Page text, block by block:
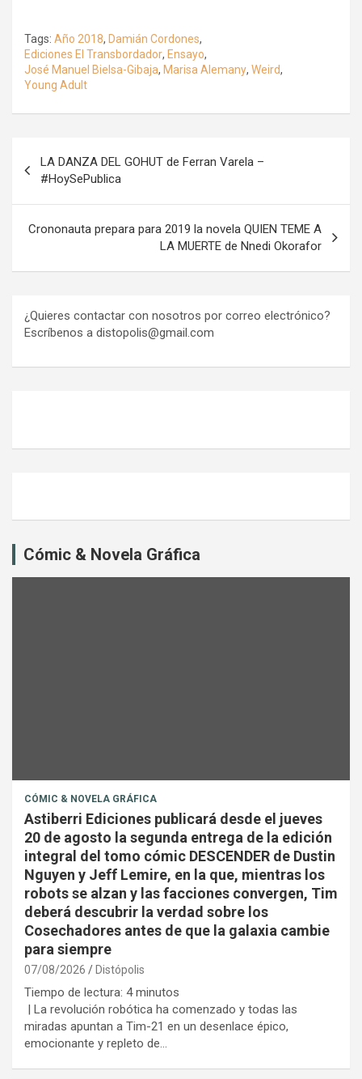
Tags: Año 2018, Damián Cordones,
Ediciones El Transbordador, Ensayo,
José Manuel Bielsa-Gibaja, Marisa Alemany, Weird,
Young Adult
de
entradas
LA DANZA DEL GOHUT de Ferran Varela –
#HoySePublica
Crononauta prepara para 2019 la novela QUIEN TEME A
LA MUERTE de Nnedi Okorafor
¿Quieres contactar con nosotros por correo electrónico?
Escríbenos a distopolis@gmail.com
Cómic & Novela Gráfica
CÓMIC & NOVELA GRÁFICA
Astiberri Ediciones publicará desde el jueves
20 de agosto la segunda entrega de la edición
integral del tomo cómic DESCENDER de Dustin
Nguyen y Jeff Lemire, en la que, mientras los
robots se alzan y las facciones convergen, Tim
deberá descubrir la verdad sobre los
Cosechadores antes de que la galaxia cambie
para siempre
07/08/2026 Distópolis
Tiempo de lectura: 4 minutos
| La revolución robótica ha comenzado y todas las
miradas apuntan a Tim-21 en un desenlace épico,
emocionante y repleto de…